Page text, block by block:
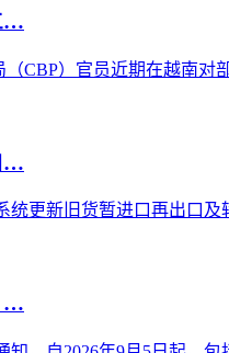
…
CBP）官员近期在越南
…
统更新旧货暂进口再出口
…